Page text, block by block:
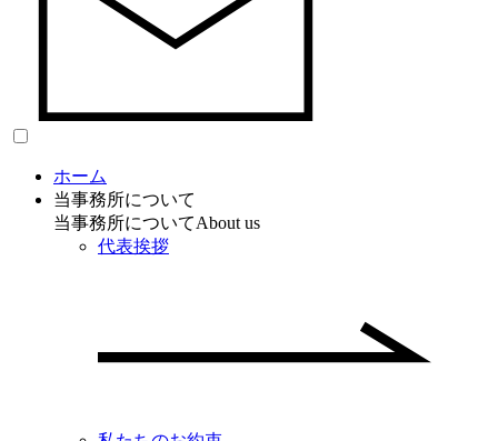
ホーム
当事務所について
当事務所についてAbout us
代表挨拶